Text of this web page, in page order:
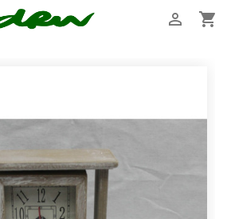

